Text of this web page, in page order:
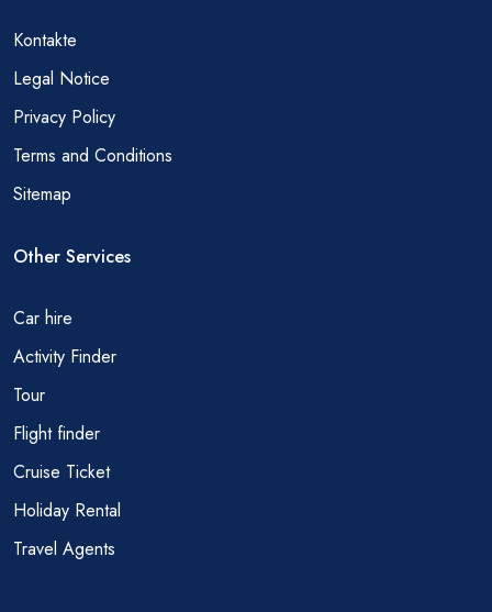
Kontakte
Legal Notice
Privacy Policy
Terms and Conditions
Sitemap
Other Services
Car hire
Activity Finder
Tour
Flight finder
Cruise Ticket
Holiday Rental
Travel Agents